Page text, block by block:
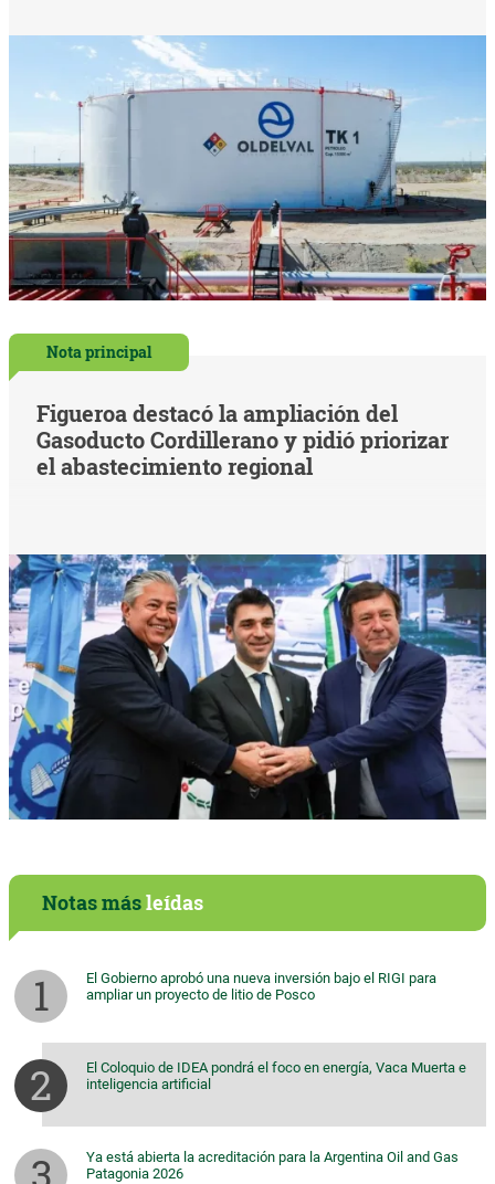
Nota principal
Figueroa destacó la ampliación del
Gasoducto Cordillerano y pidió priorizar
el abastecimiento regional
Notas másleídas
El Gobierno aprobó una nueva inversión bajo el RIGI para
ampliar un proyecto de litio de Posco
El Coloquio de IDEA pondrá el foco en energía, Vaca Muerta e
inteligencia artificial
Ya está abierta la acreditación para la Argentina Oil and Gas
Patagonia 2026